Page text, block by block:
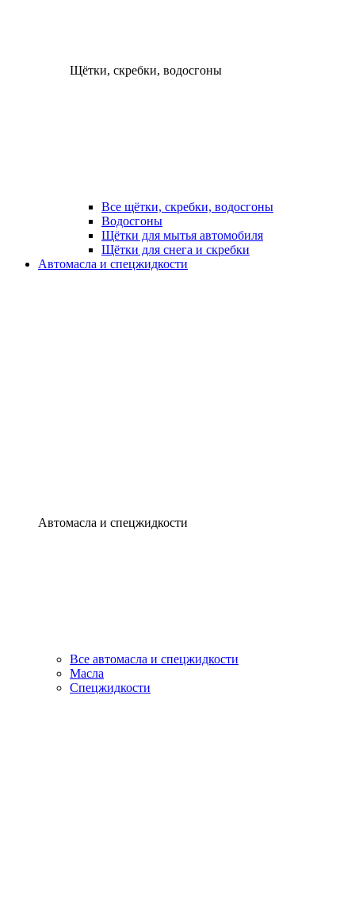
Щётки, скребки, водосгоны
Все щётки, скребки, водосгоны
Водосгоны
Щётки для мытья автомобиля
Щётки для снега и скребки
Автомасла и спецжидкости
Автомасла и спецжидкости
Все автомасла и спецжидкости
Масла
Спецжидкости